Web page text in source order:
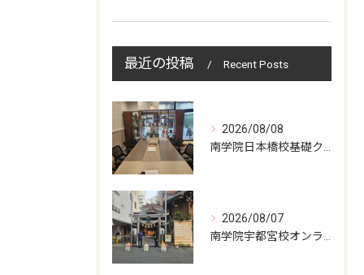
最近の投稿 Recent Posts
2026/08/08
2026/08/07